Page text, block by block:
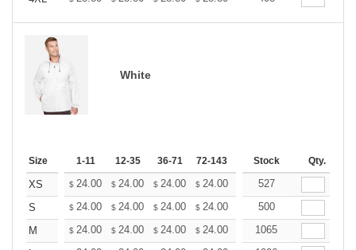
White
Size 1-11 12-35 36-71 72-143 144-287 288 + More
Stock Qty.
XS $ 24.00 $ 24.00 $ 24.00 $ 24.00 24.00
527
S
$ 24.00 $ 24.00 $ 24.00 $ 24.00 24.00
500
M
$ 24.00 $ 24.00 $ 24.00 $ 24.00 24.00
1065